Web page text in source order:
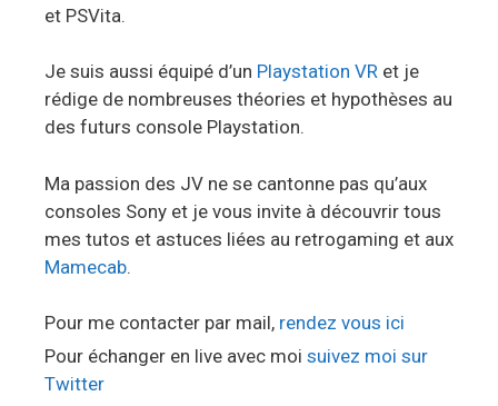
et PSVita.
Je suis aussi équipé d’un Playstation VR et je
rédige de nombreuses théories et hypothèses au
des futurs console Playstation.
Ma passion des JV ne se cantonne pas qu’aux
consoles Sony et je vous invite à découvrir tous
mes tutos et astuces liées au retrogaming et aux
Mamecab.
Pour me contacter par mail, rendez vous ici
Pour échanger en live avec moi suivez moi sur
Twitter